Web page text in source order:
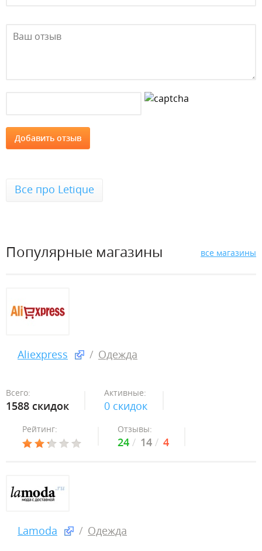
Все про Letique
Популярные магазины все магазины
Aliexpress Одежда
Всего:
1588 скидок
Активные:
0 скидок
Рейтинг: Отзывы:
24 14 4
Lamoda Одежда